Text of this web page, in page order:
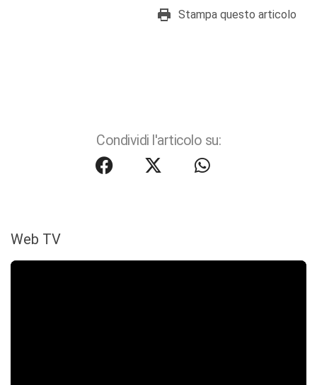
Stampa questo articolo
Condividi l'articolo su:
Web TV